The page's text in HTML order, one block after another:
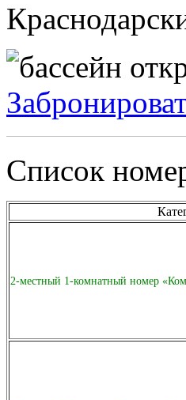
Список
2-местный 1-комнатный номер